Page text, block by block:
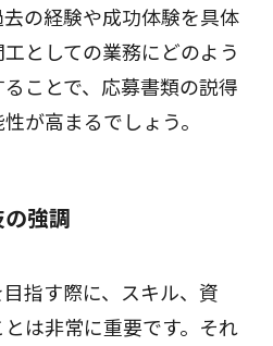
の経験や成功体験を具体
としての業務にどのよう
ことで、応募書類の説得
が高まるでしょう。
強調
指す際に、スキル、資
は非常に重要です。それ